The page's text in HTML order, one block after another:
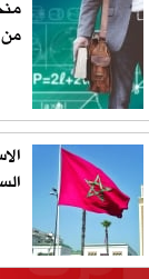
من